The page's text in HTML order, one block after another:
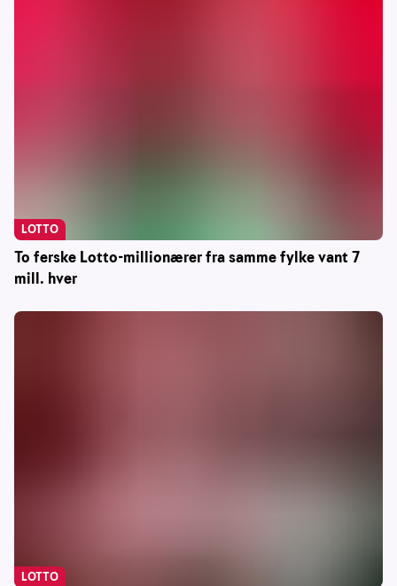
To ferske Lotto-millionærer fra samme fylke vant 7
mill. hver
LOTTO
LOTTO